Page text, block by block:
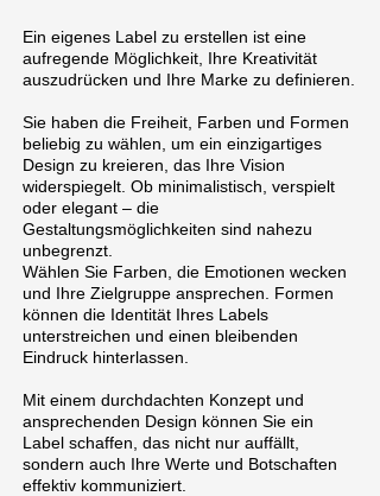
Ein eigenes Label zu erstellen ist eine
aufregende Möglichkeit, Ihre Kreativität
auszudrücken und Ihre Marke zu definieren.
Sie haben die Freiheit, Farben und Formen
beliebig zu wählen, um ein einzigartiges
Design zu kreieren, das Ihre Vision
widerspiegelt. Ob minimalistisch, verspielt
oder elegant – die
Gestaltungsmöglichkeiten sind nahezu
unbegrenzt.
Wählen Sie Farben, die Emotionen wecken
und Ihre Zielgruppe ansprechen. Formen
können die Identität Ihres Labels
unterstreichen und einen bleibenden
Eindruck hinterlassen.
Mit einem durchdachten Konzept und
ansprechenden Design können Sie ein
Label schaffen, das nicht nur auffällt,
sondern auch Ihre Werte und Botschaften
effektiv kommuniziert.